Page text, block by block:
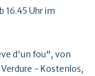
16.45 Uhr im
d'un fou", von
- Kostenlos,